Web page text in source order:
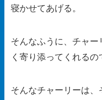
寝かせてあげる。
そんなふうに、チャー
く寄り添ってくれるの
そんなチャーリーは